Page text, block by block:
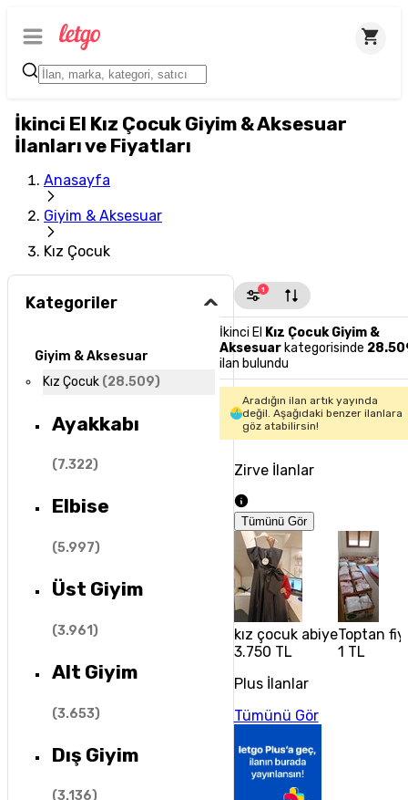
İkinci El Kız Çocuk Giyim & Aksesuar
İlanları ve Fiyatları
Anasayfa
Giyim & Aksesuar
Kız Çocuk
Kategoriler
Giyim & Aksesuar
Kız Çocuk (28.509)
Ayakkabı
(7.322)
Elbise
(5.997)
Üst Giyim
(3.961)
Alt Giyim
(3.653)
Dış Giyim
(3.136)
1
İkinci El Kız Çocuk Giyim &
Aksesuarkategorisinde
ilan bulundu
Aradığın ilan artık yayında
değil. Aşağıdaki benzer ilanlara
göz atabilirsin!
Zirve İlanlar
Tümünü Gör
kız çocuk abiye
3.750 TL
Toptan
1 TL
Plus İlanlar
Tümünü Gör